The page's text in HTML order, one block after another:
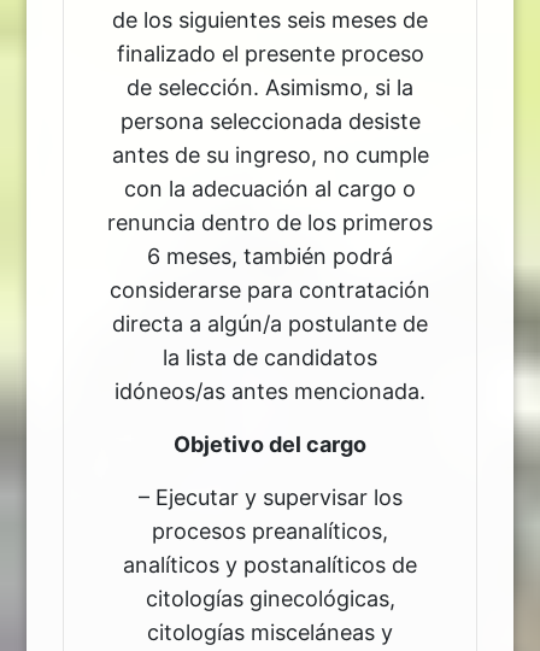
de los siguientes seis meses de
finalizado el presente proceso
de selección. Asimismo, si la
persona seleccionada desiste
antes de su ingreso, no cumple
con la adecuación al cargo o
renuncia dentro de los primeros
6 meses, también podrá
considerarse para contratación
directa a algún/a postulante de
la lista de candidatos
idóneos/as antes mencionada.
Objetivo del cargo
– Ejecutar y supervisar los
procesos preanalíticos,
analíticos y postanalíticos de
citologías ginecológicas,
citologías misceláneas y